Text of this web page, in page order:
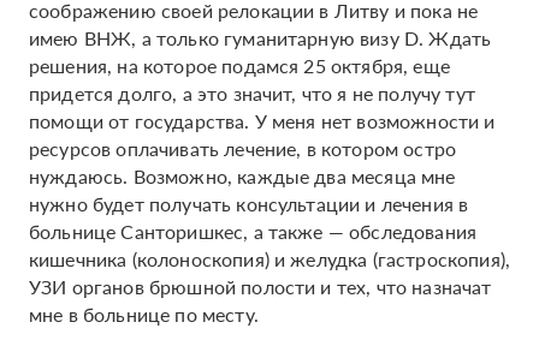
соображению своей релокации в Литву и пока не
имею ВНЖ, а только гуманитарную визу D. Ждать
решения, на которое подамся 25 октября, еще
придется долго, а это значит, что я не получу тут
помощи от государства. У меня нет возможности и
ресурсов оплачивать лечение, в котором остро
нуждаюсь. Возможно, каждые два месяца мне
нужно будет получать консультации и лечения в
больнице Санторишкес, а также — обследования
кишечника (колоноскопия) и желудка (гастроскопия),
УЗИ органов брюшной полости и тех, что назначат
мне в больнице по месту.